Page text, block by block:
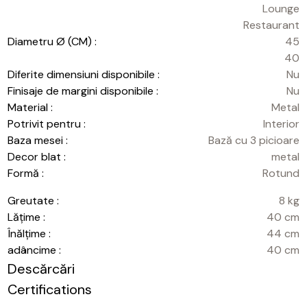
Lounge
Restaurant
Diametru Ø (CM) :
45
40
Diferite dimensiuni disponibile :
Nu
Finisaje de margini disponibile :
Nu
Material :
Metal
Potrivit pentru :
Interior
Baza mesei :
Bază cu 3 picioare
Decor blat :
metal
Formă :
Rotund
Greutate :
8 kg
Lățime :
40 cm
Înălțime :
44 cm
adâncime :
40 cm
Descărcări
Certifications